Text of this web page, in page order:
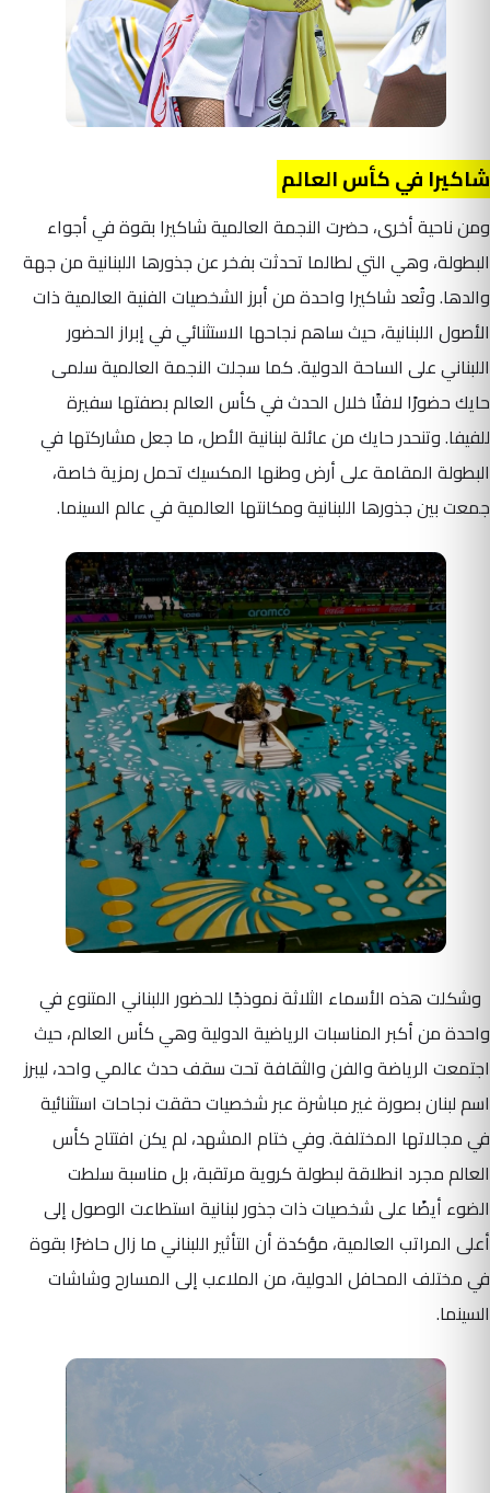
شاكيرا في كأس العالم
ومن ناحية أخرى، حضرت النجمة العالمية شاكيرا بقوة في أجواء
البطولة، وهي التي لطالما تحدثت بفخر عن جذورها اللبنانية من جهة
والدها. وتُعد شاكيرا واحدة من أبرز الشخصيات الفنية العالمية ذات
الأصول اللبنانية، حيث ساهم نجاحها الاستثنائي في إبراز الحضور
اللبناني على الساحة الدولية. كما سجلت النجمة العالمية سلمى
حايك حضورًا لافتًا خلال الحدث في كأس العالم بصفتها سفيرة
للفيفا. وتنحدر حايك من عائلة لبنانية الأصل، ما جعل مشاركتها في
البطولة المقامة على أرض وطنها المكسيك تحمل رمزية خاصة،
جمعت بين جذورها اللبنانية ومكانتها العالمية في عالم السينما.
وشكلت هذه الأسماء الثلاثة نموذجًا للحضور اللبناني المتنوع في
واحدة من أكبر المناسبات الرياضية الدولية وهي كأس العالم، حيث
اجتمعت الرياضة والفن والثقافة تحت سقف حدث عالمي واحد، ليبرز
اسم لبنان بصورة غير مباشرة عبر شخصيات حققت نجاحات استثنائية
في مجالاتها المختلفة. وفي ختام المشهد، لم يكن افتتاح كأس
العالم مجرد انطلاقة لبطولة كروية مرتقبة، بل مناسبة سلطت
الضوء أيضًا على شخصيات ذات جذور لبنانية استطاعت الوصول إلى
أعلى المراتب العالمية، مؤكدة أن التأثير اللبناني ما زال حاضرًا بقوة
في مختلف المحافل الدولية، من الملاعب إلى المسارح وشاشات
السينما.